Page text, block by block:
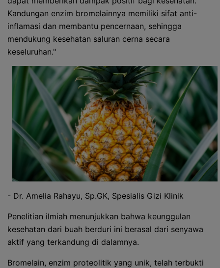
Kandungan enzim bromelainnya memiliki sifat anti-
inflamasi dan membantu pencernaan, sehingga
mendukung kesehatan saluran cerna secara
keseluruhan."
- Dr. Amelia Rahayu, Sp.GK, Spesialis Gizi Klinik
Penelitian ilmiah menunjukkan bahwa keunggulan
kesehatan dari buah berduri ini berasal dari senyawa
aktif yang terkandung di dalamnya.
Bromelain, enzim proteolitik yang unik, telah terbukti